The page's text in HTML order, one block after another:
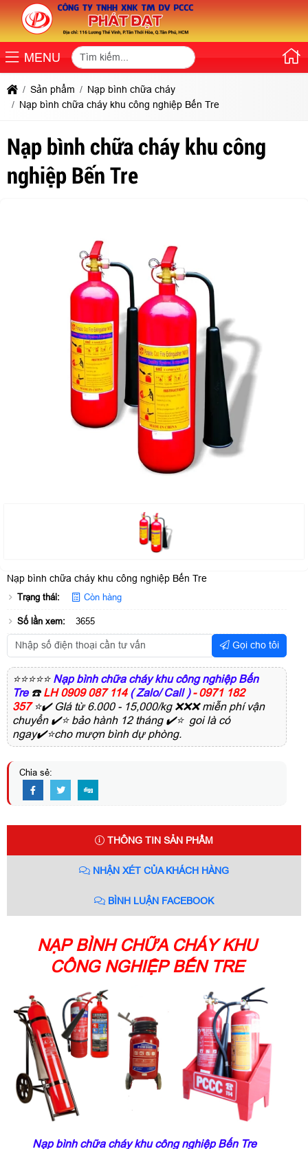
MENU
Sản phẩm
Nạp bình chữa cháy
Nạp bình chữa cháy khu công nghiệp Bến Tre
Nạp bình chữa cháy khu công
nghiệp Bến Tre
Nạp bình chữa cháy khu công nghiệp Bến Tre
Trạng thái: Còn hàng
Số lần xem: 3655
Gọi cho tôi
⭐⭐⭐⭐⭐ Nạp bình chữa cháy khu công nghiệp Bến
Tre ☎️ LH 0909 087 114( Zalo/ Call )- 0971 182
357 ⭐✔️ GIá từ 6.000 - 15,000/kg ❌❌❌ miễn phí vận
chuyển ✔️⭐ bảo hành 12 tháng ✔️⭐ goi là có
ngay✔️⭐cho mượn bình dự phòng.
Chia sẻ:
THÔNG TIN SẢN PHẨM
NHẬN XÉT CỦA KHÁCH HÀNG
BÌNH LUẬN FACEBOOK
NẠP BÌNH CHỮA CHÁY KHU
CÔNG NGHIỆP BẾN TRE
Nạp bình chữa cháy khu công nghiệp Bến Tre